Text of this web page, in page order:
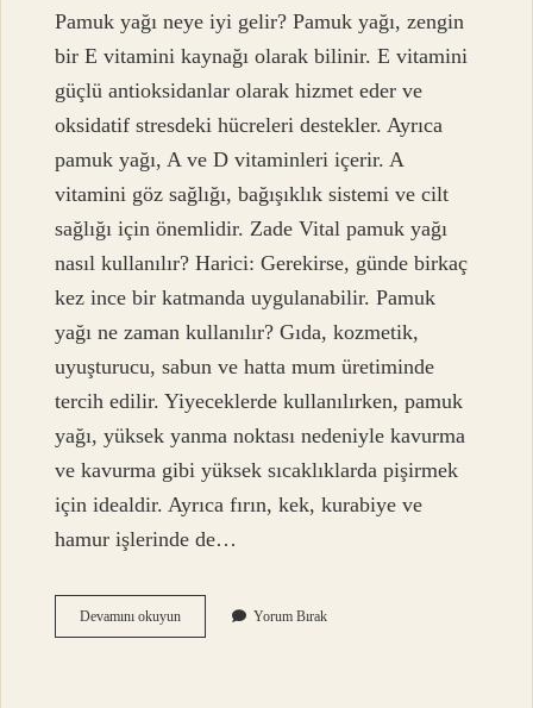
Pamuk yağı neye iyi gelir? Pamuk yağı, zengin
bir E vitamini kaynağı olarak bilinir. E vitamini
güçlü antioksidanlar olarak hizmet eder ve
oksidatif stresdeki hücreleri destekler. Ayrıca
pamuk yağı, A ve D vitaminleri içerir. A
vitamini göz sağlığı, bağışıklık sistemi ve cilt
sağlığı için önemlidir. Zade Vital pamuk yağı
nasıl kullanılır? Harici: Gerekirse, günde birkaç
kez ince bir katmanda uygulanabilir. Pamuk
yağı ne zaman kullanılır? Gıda, kozmetik,
uyuşturucu, sabun ve hatta mum üretiminde
tercih edilir. Yiyeceklerde kullanılırken, pamuk
yağı, yüksek yanma noktası nedeniyle kavurma
ve kavurma gibi yüksek sıcaklıklarda pişirmek
için idealdir. Ayrıca fırın, kek, kurabiye ve
hamur işlerinde de…
Devamını okuyunZade
Vital
Yorum Bırak